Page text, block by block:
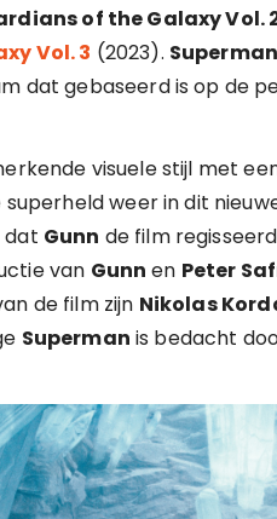
of the Galaxy Vol.
Vol. 3 (2023). Superman
dat gebaseerd is op de
visuele stijl met
superheld weer in dit
dat Gunn de film
van Gunn en Peter
de film zijn Nikolas
Superman is bedacht